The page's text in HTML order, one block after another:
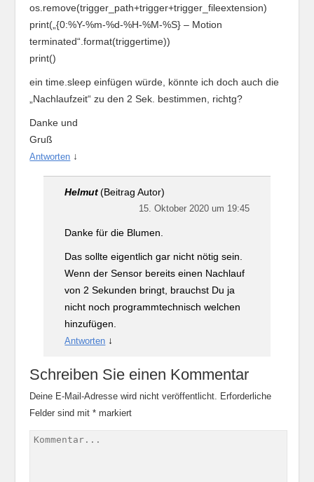
os.remove(trigger_path+trigger+trigger_fileextension)
print(„{0:%Y-%m-%d-%H-%M-%S} – Motion
terminated“.format(triggertime))
print()
ein time.sleep einfügen würde, könnte ich doch auch die
„Nachlaufzeit“ zu den 2 Sek. bestimmen, richtg?
Danke und
Gruß
Antworten ↓
Helmut (Beitrag Autor)
15. Oktober 2020 um 19:45
Danke für die Blumen.
Das sollte eigentlich gar nicht nötig sein.
Wenn der Sensor bereits einen Nachlauf
von 2 Sekunden bringt, brauchst Du ja
nicht noch programmtechnisch welchen
hinzufügen.
Antworten ↓
Schreiben Sie einen Kommentar
Deine E-Mail-Adresse wird nicht veröffentlicht. Erforderliche
Felder sind mit* markiert